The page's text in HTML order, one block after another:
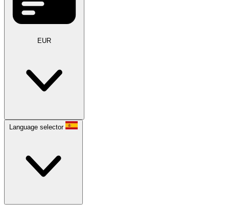
EUR
Language selector